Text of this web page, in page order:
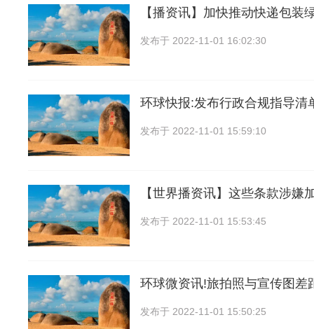
【播资讯】加快推动快递包装
发布于 2022-11-01 16:02:30
环球快报:发布行政合规指导清
发布于 2022-11-01 15:59:10
【世界播资讯】这些条款涉嫌
发布于 2022-11-01 15:53:45
环球微资讯!旅拍照与宣传图差
发布于 2022-11-01 15:50:25